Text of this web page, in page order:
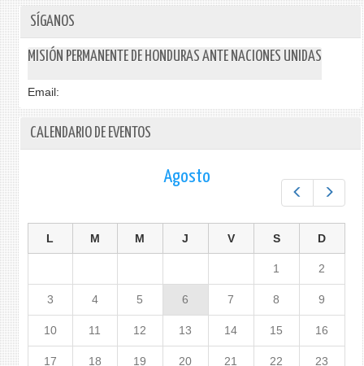
SÍGANOS
MISIÓN PERMANENTE DE HONDURAS ANTE NACIONES UNIDAS
Email:
CALENDARIO DE EVENTOS
Agosto
L M M J V S D
1 2
3 4 5 6 7 8 9
10 11 12 13 14 15 16
17 18 19 20 21 22 23